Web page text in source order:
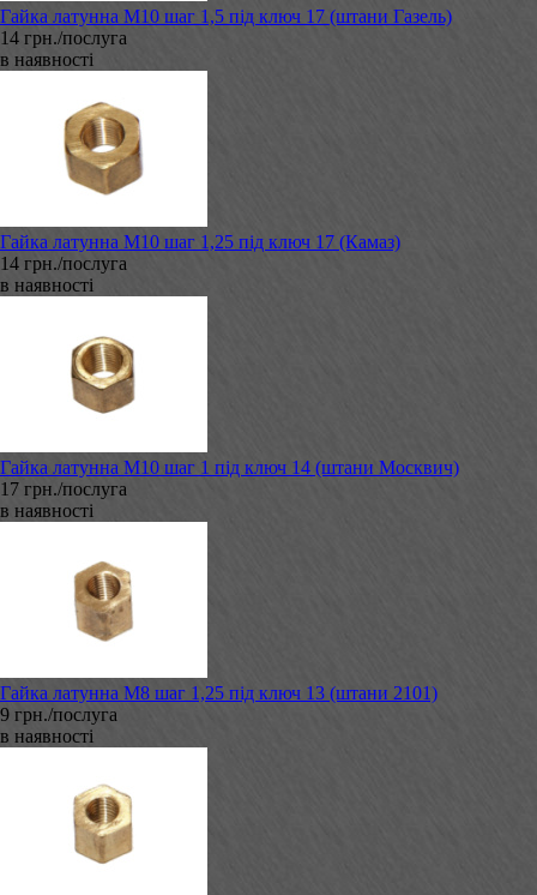
Гайка латунна М10 шаг 1,5 під ключ 17 (штани Газель)
14 грн./послуга
в наявності
Гайка латунна М10 шаг 1,25 під ключ 17 (Камаз)
14 грн./послуга
в наявності
Гайка латунна М10 шаг 1 під ключ 14 (штани Москвич)
17 грн./послуга
в наявності
Гайка латунна М8 шаг 1,25 під ключ 13 (штани 2101)
9 грн./послуга
в наявності